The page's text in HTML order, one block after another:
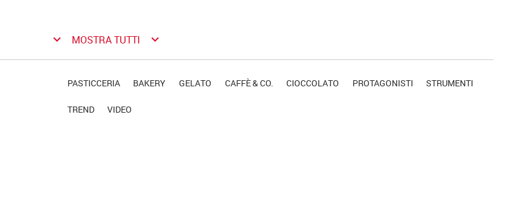
keyboard_arrow_down MOSTRA TUTTI keyboard_arrow_down
PASTICCERIA BAKERY GELATO CAFFÈ & CO. CIOCCOLATO PROTAGONISTI STRUMENTI
TREND VIDEO